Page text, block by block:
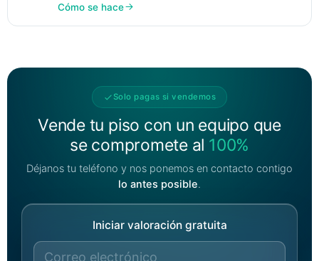
Cómo se hace
Solo pagas si vendemos
Vende tu piso con un equipo que
se compromete al 100%
Déjanos tu teléfono y nos ponemos en contacto contigo
lo antes posible.
Iniciar valoración gratuita